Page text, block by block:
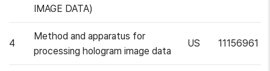
IMAGE DATA)
4
Method and apparatus for
processing hologram image data
US 11156961